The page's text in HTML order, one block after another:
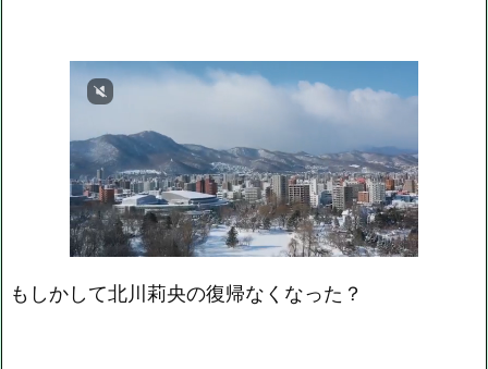
もしかして北川莉央の復帰なくなった？